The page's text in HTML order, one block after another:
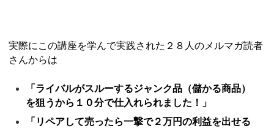
実際にこの講座を学んで実践された２８人のメルマガ読者
さんからは
「ライバルがスルーするジャンク品（儲かる商品）
を狙うから１０分で仕入れられました！」
「リペアして売ったら一撃で２万円の利益を出せる